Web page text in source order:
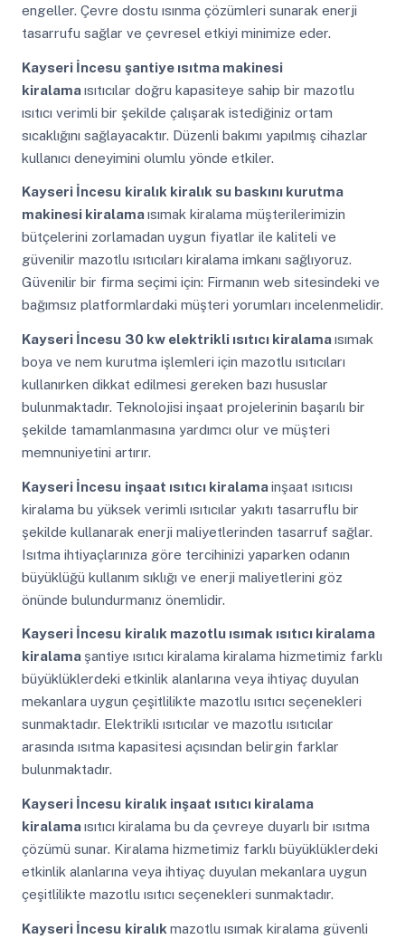
engeller. Çevre dostu ısınma çözümleri sunarak enerji
tasarrufu sağlar ve çevresel etkiyi minimize eder.
Kayseri İncesu şantiye ısıtma makinesi
kiralamaısıtıcılar doğru kapasiteye sahip bir mazotlu
ısıtıcı verimli bir şekilde çalışarak istediğiniz ortam
sıcaklığını sağlayacaktır. Düzenli bakımı yapılmış cihazlar
kullanıcı deneyimini olumlu yönde etkiler.
Kayseri İncesu kiralık kiralık su baskını kurutma
makinesi kiralamaısımak kiralama müşterilerimizin
bütçelerini zorlamadan uygun fiyatlar ile kaliteli ve
güvenilir mazotlu ısıtıcıları kiralama imkanı sağlıyoruz.
Güvenilir bir firma seçimi için: Firmanın web sitesindeki ve
bağımsız platformlardaki müşteri yorumları incelenmelidir.
Kayseri İncesu 30 kw elektrikli ısıtıcı kiralamaısımak
boya ve nem kurutma işlemleri için mazotlu ısıtıcıları
kullanırken dikkat edilmesi gereken bazı hususlar
bulunmaktadır. Teknolojisi inşaat projelerinin başarılı bir
şekilde tamamlanmasına yardımcı olur ve müşteri
memnuniyetini artırır.
Kayseri İncesu inşaat ısıtıcı kiralamainşaat ısıtıcısı
kiralama bu yüksek verimli ısıtıcılar yakıtı tasarruflu bir
şekilde kullanarak enerji maliyetlerinden tasarruf sağlar.
Isıtma ihtiyaçlarınıza göre tercihinizi yaparken odanın
büyüklüğü kullanım sıklığı ve enerji maliyetlerini göz
önünde bulundurmanız önemlidir.
Kayseri İncesu kiralık mazotlu ısımak ısıtıcı kiralama
kiralama şantiye ısıtıcı kiralama kiralama hizmetimiz farklı
büyüklüklerdeki etkinlik alanlarına veya ihtiyaç duyulan
mekanlara uygun çeşitlilikte mazotlu ısıtıcı seçenekleri
sunmaktadır. Elektrikli ısıtıcılar ve mazotlu ısıtıcılar
arasında ısıtma kapasitesi açısından belirgin farklar
bulunmaktadır.
Kayseri İncesu kiralık inşaat ısıtıcı kiralama
kiralamaısıtıcı kiralama bu da çevreye duyarlı bir ısıtma
çözümü sunar. Kiralama hizmetimiz farklı büyüklüklerdeki
etkinlik alanlarına veya ihtiyaç duyulan mekanlara uygun
çeşitlilikte mazotlu ısıtıcı seçenekleri sunmaktadır.
Kayseri İncesu kiralık mazotlu ısımak kiralama güvenli